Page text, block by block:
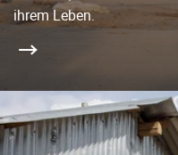
ihrem Leben.